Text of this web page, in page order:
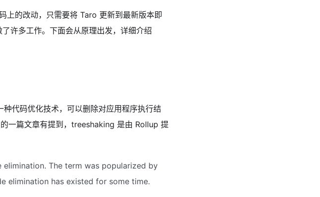
上的改动，只需要将 Taro 更新到最新版本即
许多工作。下面会从原理出发，详细介绍
种代码优化技术，可以删除对应用程序执行结
一篇文章有提到，treeshaking 是由 Rollup 提
The term was popularized by
elimination has existed for some time.